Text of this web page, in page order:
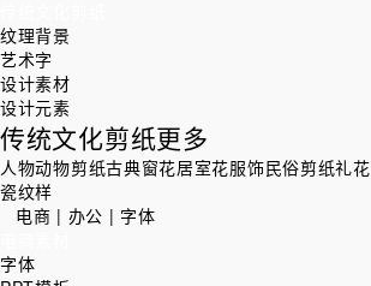
纹理背景
艺术字
设计素材
设计元素
传统文化剪纸更多
人物动物剪纸古典窗花居室花服饰民俗剪纸礼花
瓷纹样
电商 | 办公 | 字体
字体